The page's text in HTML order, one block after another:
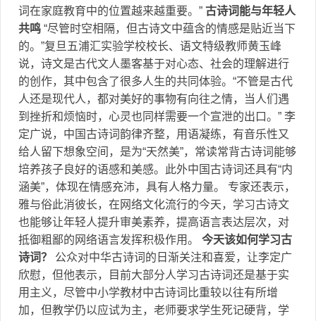
词在家庭教育中的位置越来越重要。” 古诗词能与年轻人
共鸣 “尽管时空相隔，但古诗文中蕴含的情感是贴近当下
的。”复旦五浦汇实验学校校长、语文特级教师黄玉峰
说，诗文是古代文人墨客基于对心态、社会的理解进行
的创作，其中包含了很多人生的共同体验。“不管是古代
人还是现代人，都对美好的事物有向往之情，当人们遇
到挫折和烦恼时，心灵也同样需要一个宣泄的出口。” 李
定广说，中国古诗词韵律齐整，用语凝练，有音乐性又
给人留下想象空间，是为“天然美”，常读常背古诗词能够
培养孩子良好的语感和美感。此外中国古诗词还具有“内
涵美”，体现在情感充沛，具有人格力量。 专家还表示，
雅与俗此消彼长，在网络文化流行的今天，学习古诗文
也能够让年轻人提升审美素养，提高语言表达层次，对
抵御粗鄙的网络语言发挥积极作用。 今天该如何学习古
诗词？
公众对中华古诗词的日渐关注和喜爱，让李定广
欣慰，但他表示，目前大部分人学习古诗词还是基于实
用主义，尽管中小学教材中古诗词比重较以往有所增
加，但教学仍以应试为主，老师要求学生死记硬背，学